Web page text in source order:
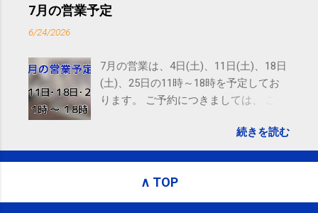
ので、ご予約、お問い合わせは
7月の営業予定
6/24/2026
7月の営業は、4日(土)、11日(土)、18日
(土)、25日の11時～18時を予定してお
ります。 ご予約につきましては、 こち
れないことがありますので、ご予約、
お問い合わせはSMS（ショートメッセ
続きを読む
∧ TOP